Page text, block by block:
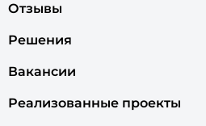
Отзывы
Решения
Вакансии
Реализованные проекты